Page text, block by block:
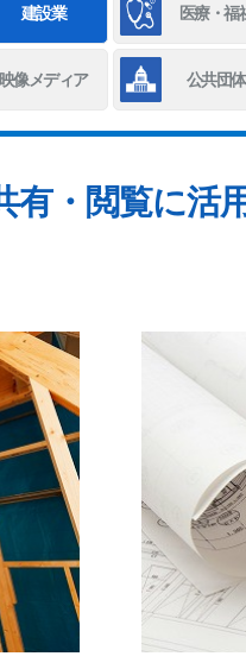
建設業 医療・福
映像メディア 公共団体
有・閲覧に活